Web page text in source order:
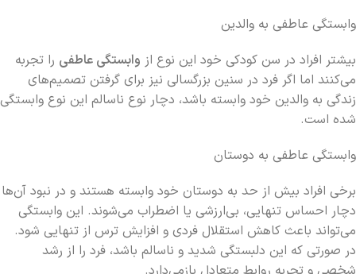
وابستگی عاطفی به والدین
بیشتر افراد در سن کودکی خود این نوع از وابستگی عاطفی را تجربه
می‌کنند اما اگر فرد در سنین بزرگسالی نیز برای گرفتن تصمیم‌های
زندگی به والدین خود وابسته باشد، دچار نوع ناسالم این نوع وابستگی
شده است.
وابستگی عاطفی به دوستان
برخی افراد بیش از حد به دوستان خود وابسته هستند و در نبود آن‌ها
دچار احساس تنهایی، بی‌ارزشی یا اضطراب می‌شوند. این وابستگی
می‌تواند باعث کاهش استقلال فردی و افزایش ترس از تنهایی شود.
در صورتی که این دلبستگی شدید و ناسالم باشد، فرد را از رشد